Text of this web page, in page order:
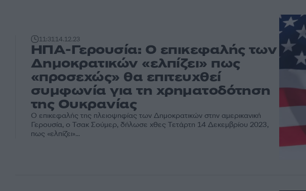
11:3114.12.23
ΗΠΑ-Γερουσία: Ο επικεφαλής των
Δημοκρατικών «ελπίζει» πως
«προσεχώς» θα επιτευχθεί
συμφωνία για τη χρηματοδότηση
της Ουκρανίας
Ο επικεφαλής της πλειοψηφίας των Δημοκρατικών στην αμερικανική
Γερουσία, ο Τσακ Σούμερ, δήλωσε χθες Τετάρτη 14 Δεκεμβρίου 2023,
πως «ελπίζει»...